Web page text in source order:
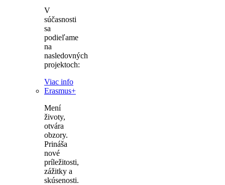
V
súčasnosti
sa
podieľame
na
nasledovných
projektoch:
Viac info
Erasmus+
Mení
životy,
otvára
obzory.
Prináša
nové
príležitosti,
zážitky a
skúsenosti.